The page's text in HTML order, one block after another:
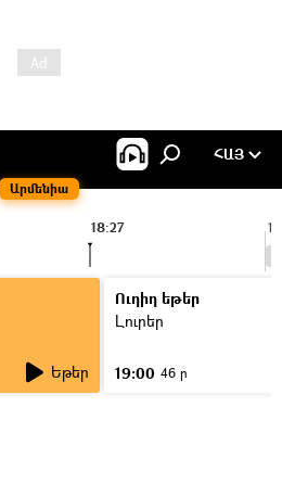
Արմենիա
ՀԱՅ
18:27
Եթեր
Ուղիղ եթեր
Լուրեր
19:00 46 ր